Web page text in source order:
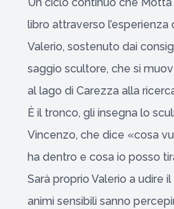
Un ciclo continuo che
libro attraverso l’esperienza
Valerio, sostenuto dai
saggio scultore, che si
al lago di Carezza alla
È il tronco, gli insegna lo
Vincenzo, che dice «cosa
ha dentro e cosa io posso
Sarà proprio Valerio a udire
animi sensibili sanno